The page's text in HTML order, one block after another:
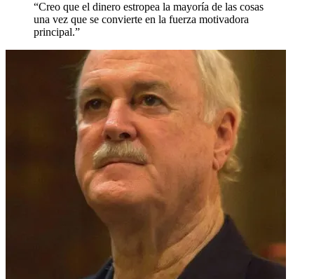
“Creo que el dinero estropea la mayoría de las cosas
una vez que se convierte en la fuerza motivadora
principal.”